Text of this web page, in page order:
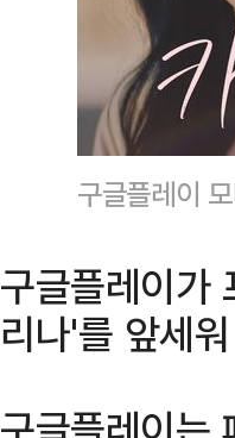
구글플레이
구글플레이가
리나'를 앞세